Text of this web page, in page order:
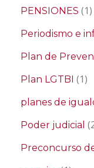
PENSIONES (1)
Periodismo e
Plan de
Plan LGTBI (1)
planes de
Poder judicial
Preconcurso